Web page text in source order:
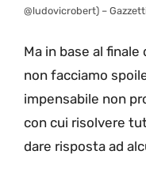
@ludovicrobert) –
Ma in base al
non facciamo
impensabile non
con cui risolvere
dare risposta ad